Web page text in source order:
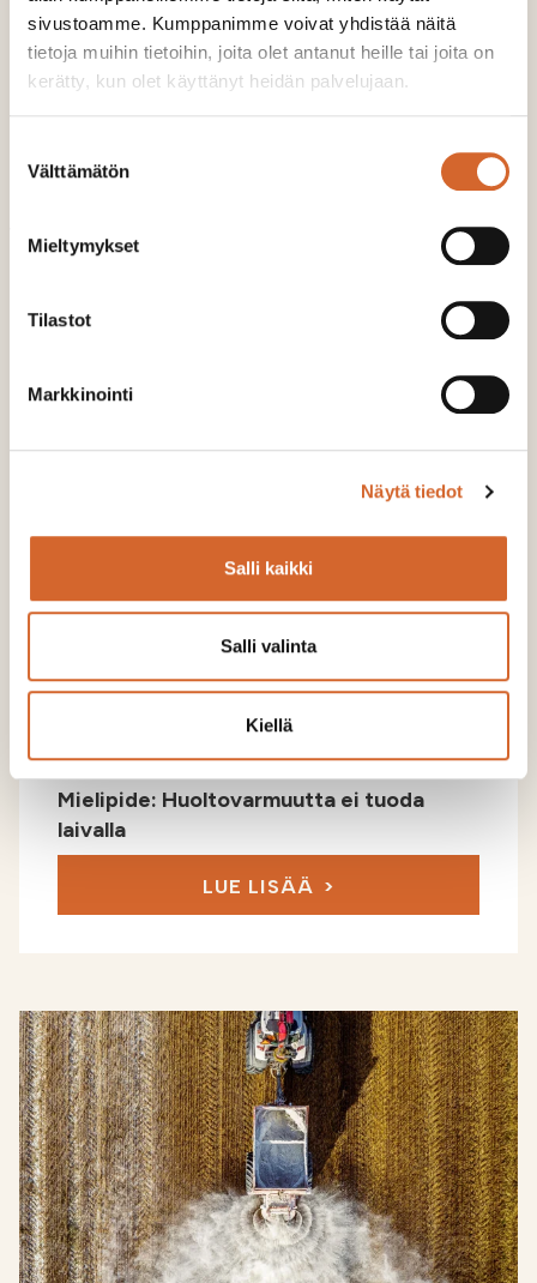
sivustoamme. Kumppanimme voivat yhdistää näitä
tietoja muihin tietoihin, joita olet antanut heille tai joita on
kerätty, kun olet käyttänyt heidän palvelujaan.
valinta
Välttämätön
Mieltymykset
Tilastot
Markkinointi
Näytä tiedot
Salli kaikki
Salli valinta
Kiellä
Katso videolta Henri Ingmanin
ajatuksia Wälly Kuivikekuidusta:
markkinointi-evästeet
Mielipide: Huoltovarmuutta ei tuoda
laivalla
LUE LISÄÄ